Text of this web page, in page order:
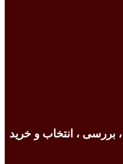
، بررسی ، انتخاب و خرید